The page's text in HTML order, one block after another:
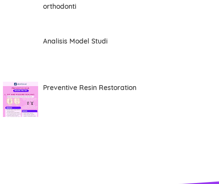
orthodonti
Analisis Model Studi
Preventive Resin Restoration